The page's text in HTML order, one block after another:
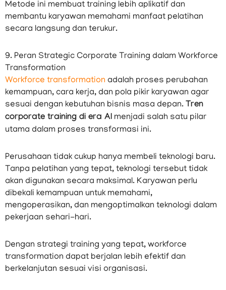
Metode ini membuat training lebih aplikatif dan
membantu karyawan memahami manfaat pelatihan
secara langsung dan terukur.
9. Peran Strategic Corporate Training dalam Workforce
Transformation
Workforce transformation adalah proses perubahan
kemampuan, cara kerja, dan pola pikir karyawan agar
sesuai dengan kebutuhan bisnis masa depan. Tren
corporate training di era AI menjadi salah satu pilar
utama dalam proses transformasi ini.
Perusahaan tidak cukup hanya membeli teknologi baru.
Tanpa pelatihan yang tepat, teknologi tersebut tidak
akan digunakan secara maksimal. Karyawan perlu
dibekali kemampuan untuk memahami,
mengoperasikan, dan mengoptimalkan teknologi dalam
pekerjaan sehari-hari.
Dengan strategi training yang tepat, workforce
transformation dapat berjalan lebih efektif dan
berkelanjutan sesuai visi organisasi.